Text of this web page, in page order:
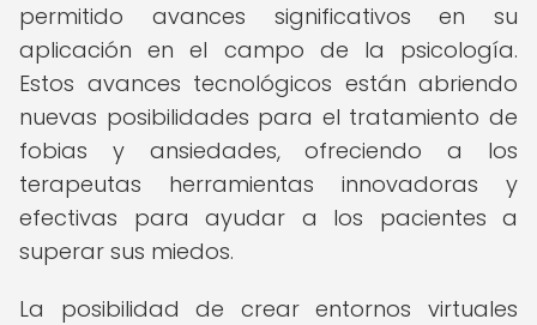
permitido avances significativos en su
aplicación en el campo de la psicología.
Estos avances tecnológicos están abriendo
nuevas posibilidades para el tratamiento de
fobias y ansiedades, ofreciendo a los
terapeutas herramientas innovadoras y
efectivas para ayudar a los pacientes a
superar sus miedos.
La posibilidad de crear entornos virtuales